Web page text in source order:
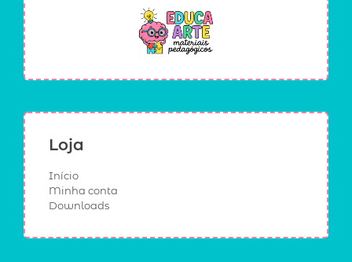
Loja
Início
Minha conta
Downloads